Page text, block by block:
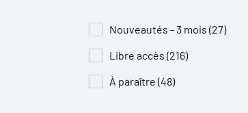
Nouveautés - 3 mois (27)
Libre accès (216)
À paraître (48)